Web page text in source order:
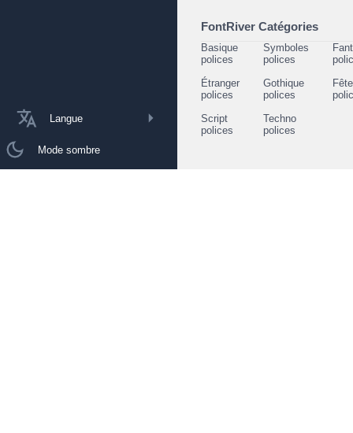
Langue
Mode sombre
FontRiver Catégories
Basique
polices
Symboles
polices
Étranger
polices
Gothique
polices
Script
polices
Techno
polices